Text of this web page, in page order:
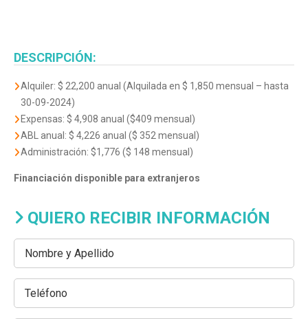
DESCRIPCIÓN:
Alquiler: $ 22,200 anual (Alquilada en $ 1,850 mensual – hasta
30-09-2024)
Expensas: $ 4,908 anual ($409 mensual)
ABL anual: $ 4,226 anual ($ 352 mensual)
Administración: $1,776 ($ 148 mensual)
Financiación disponible para extranjeros
QUIERO RECIBIR INFORMACIÓN